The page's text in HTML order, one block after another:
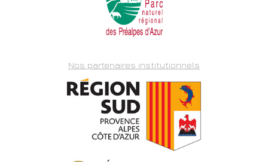
Nos partenaires institutionnels